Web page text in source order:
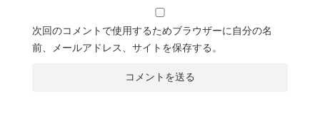
次回のコメントで使用するためブラウザーに自分の名
前、メールアドレス、サイトを保存する。